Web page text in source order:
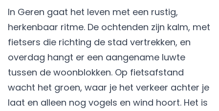
In Geren gaat het leven met een rustig,
herkenbaar ritme. De ochtenden zijn kalm, met
fietsers die richting de stad vertrekken, en
overdag hangt er een aangename luwte
tussen de woonblokken. Op fietsafstand
wacht het groen, waar je het verkeer achter je
laat en alleen nog vogels en wind hoort. Het is